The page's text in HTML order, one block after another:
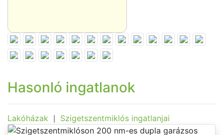
Hasonló ingatlanok
Lakóházak Szigetszentmiklós ingatlanjai